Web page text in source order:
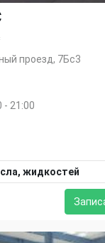
проезд, 7Бс3
- 21:00
жидкостей